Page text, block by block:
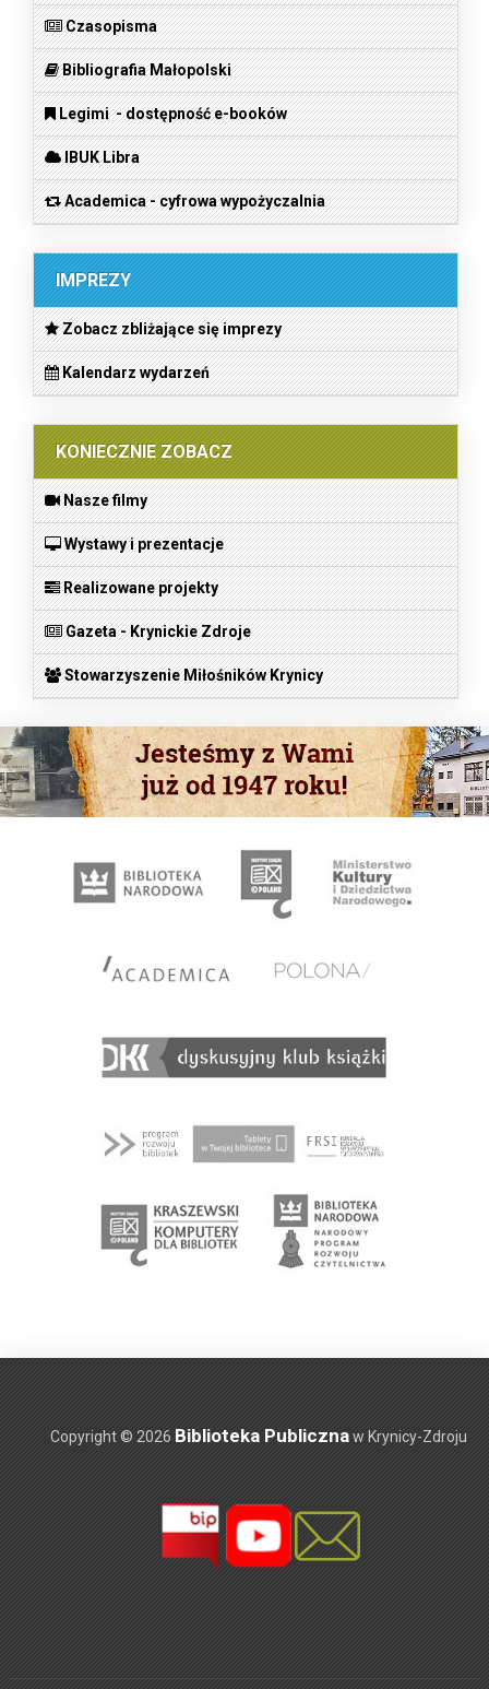
Czasopisma
Bibliografia Małopolski
Legimi - dostępność e-booków
IBUK Libra
Academica - cyfrowa wypożyczalnia
IMPREZY
Zobacz zbliżające się imprezy
Kalendarz wydarzeń
KONIECZNIE ZOBACZ
Nasze filmy
Wystawy i prezentacje
Realizowane projekty
Gazeta - Krynickie Zdroje
Stowarzyszenie Miłośników Krynicy
Copyright © 2026 Biblioteka Publicznaw Krynicy-Zdroju